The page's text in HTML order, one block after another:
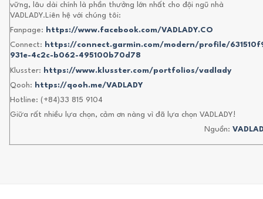
vững, lâu dài chính là phần thưởng lớn nhất cho đội ngũ nhà
VADLADY.Liên hệ với chúng tôi:
Fanpage:
https://www.facebook.com/VADLADY.CO
Connect:
https://connect.garmin.com/modern/profile/
931e-4c2c-b062-495100b70d78
Klusster:
https://www.klusster.com/portfolios/vadlady
Qooh:
https://qooh.me/VADLADY
Hotline: (+84)33 815 9104
Giữa rất nhiều lựa chọn, cảm ơn nàng vì đã lựa chọn VADLADY!
Nguồn: